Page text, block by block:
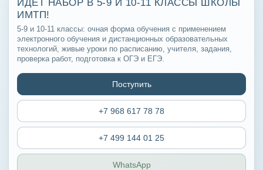
ИДЕТ НАБОР В 5-9 И 10-11 КЛАССЫ ШКОЛЫ
ИМТП!
5-9 и 10-11 классы: очная форма обучения с применением
электронного обучения и дистанционных образовательных
технологий, живые уроки по расписанию, учителя, задания,
проверка работ, подготовка к ОГЭ и ЕГЭ.
Поступить
+7 968 617 78 78
+7 499 144 01 25
WhatsApp